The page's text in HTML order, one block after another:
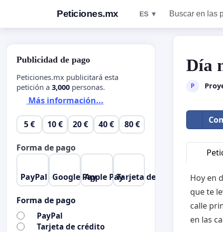
Peticiones.mx ES ▼ Buscar en las
Día
P
Hoy en
que te
calle
en las
Publicidad de pago
Peticiones.mx publicitará esta
petición a 3,000 personas.
Más información...
5 € 10 € 20 € 40 € 80 €
Forma de pago
PayPal Google PayApple PayTarjeta de crédito
Forma de pago
PayPal
Tarjeta de crédito